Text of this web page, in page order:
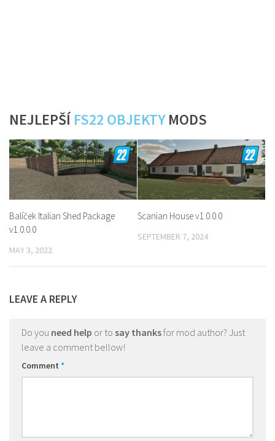
NEJLEPŠÍ FS22 OBJEKTYMODS
Balíček Italian Shed Package
v1.0.0.0
MAY 3, 2022
Scanian House v1.0.0.0
SEPTEMBER 7, 2024
LEAVE A REPLY
Do you need help or to say thanksfor mod author? Just
leave a comment bellow!
Comment *